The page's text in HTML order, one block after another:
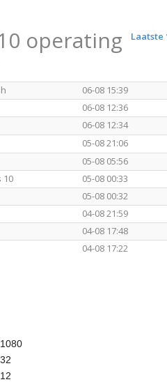
Laatste
operating
06-08 15:39
06-08 12:36
06-08 12:34
05-08 21:06
05-08 05:56
10
05-08 00:33
05-08 00:32
04-08 21:59
04-08 17:48
04-08 17:22